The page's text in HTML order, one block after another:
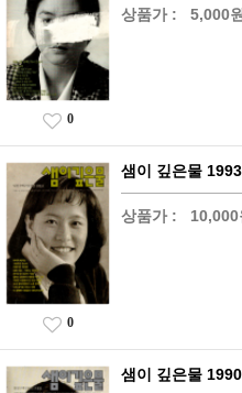
상품가 : 5,000원
0
샘이 깊은물
상품가 : 10,000
0
샘이 깊은물